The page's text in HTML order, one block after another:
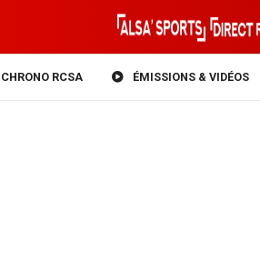
CHRONO RCSA ÉMISSIONS & VIDÉOS